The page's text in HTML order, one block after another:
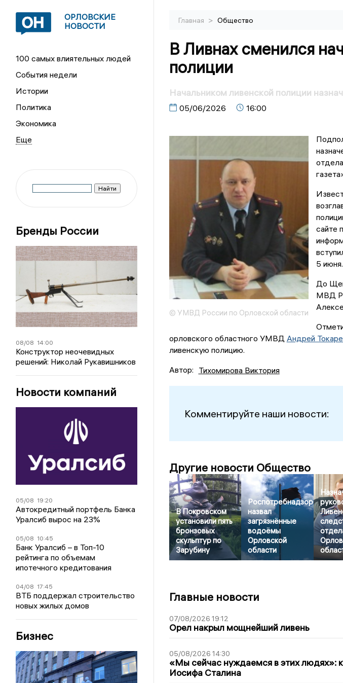
ОРЛОВСКИЕ
НОВОСТИ
100 самых влиятельных людей
События недели
Истории
Политика
Экономика
Бренды России
08/08 14:00
Конструктор неочевидных
решений: Николай Рукавишников
Новости компаний
05/08 19:20
Автокредитный портфель Банка
Уралсиб вырос на 23%
05/08 10:45
Банк Уралсиб – в Топ-10
рейтинга по объемам
ипотечного кредитования
04/08 17:45
ВТБ поддержал строительство
новых жилых домов
Бизнес
Главная > Общество
В Ливнах сменился
полиции
Начальником ливенской полиции
05/06/2026 16:00
© УМВД России по Орловской области
сайте
5 июня.
До
МВД
орловского областного УМВД Андрей
ливенскую полицию.
Автор: Тихомирова Виктория
Комментируйте наши новости:
Другие новости Общество
В Покровском
установили пять
бронзовых
скульптур по
Зарубину
Роспотребнадзор
назвал
загрязнённые
водоёмы
Орловской
области
Главные новости
07/08/2026 19:12
Орел накрыл мощнейший ливень
05/08/2026 14:30
«Мы сейчас нуждаемся в этих людях»:
Иосифа Сталина